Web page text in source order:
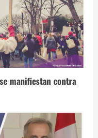
manifiestan contra